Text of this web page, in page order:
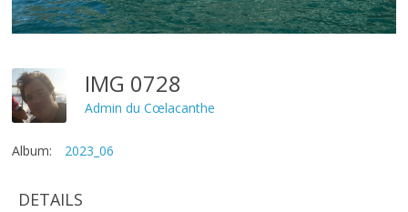
IMG 0728
Admin du Cœlacanthe
Album: 2023_06
DETAILS